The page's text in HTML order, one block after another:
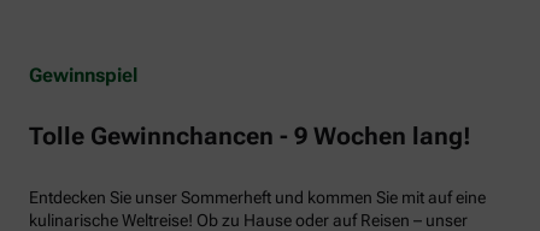
Gewinnspiel
Tolle Gewinnchancen - 9 Wochen lang!
Entdecken Sie unser Sommerheft und kommen Sie mit auf eine
kulinarische Weltreise! Ob zu Hause oder auf Reisen – unser